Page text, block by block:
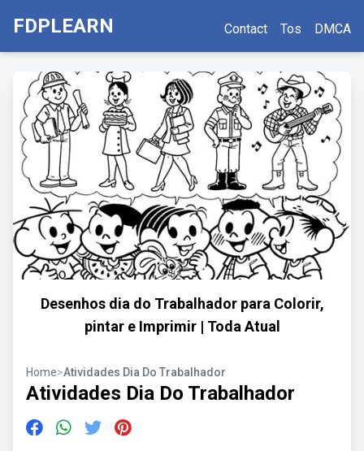
FDPLEARN Contact Tos DMCA
Desenhos dia do Trabalhador para Colorir,
pintar e Imprimir | Toda Atual
Home>Atividades Dia Do Trabalhador
Atividades Dia Do Trabalhador